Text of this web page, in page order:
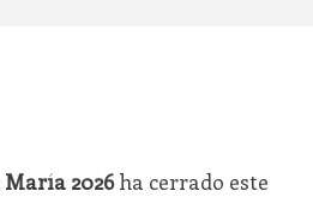
2026ha cerrado este